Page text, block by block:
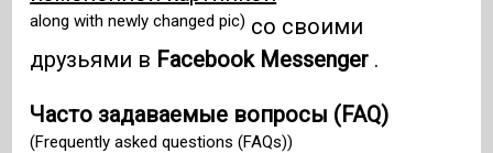
along with newly changed pic) со своими
друзьями в Facebook Messenger .
Часто задаваемые вопросы (FAQ)
(Frequently asked questions (FAQs))